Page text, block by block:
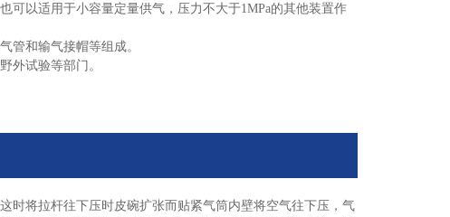
可以适用于小容量定量供气，压力不大于1MPa的其他装置作
管和输气接帽等组成。
外试验等部门。
时将拉杆往下压时皮碗扩张而贴紧气筒内壁将空气往下压，气